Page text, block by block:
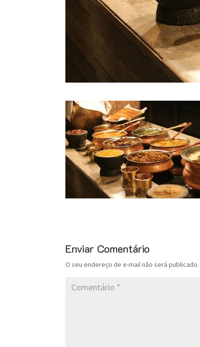
Enviar Comentário
O seu endereço de e-mail não será publicado.